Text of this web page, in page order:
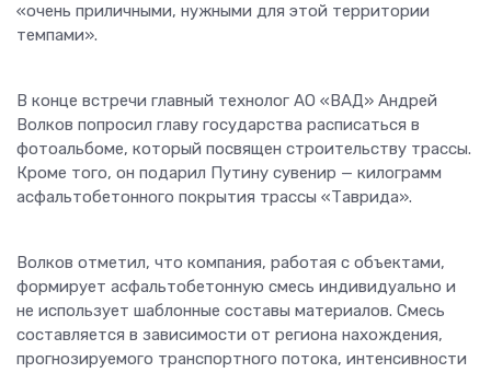
«очень приличными, нужными для этой территории
темпами».
В конце встречи главный технолог АО «ВАД» Андрей
Волков попросил главу государства расписаться в
фотоальбоме, который посвящен строительству трассы.
Кроме того, он подарил Путину сувенир — килограмм
асфальтобетонного покрытия трассы «Таврида».
Волков отметил, что компания, работая с объектами,
формирует асфальтобетонную смесь индивидуально и
не использует шаблонные составы материалов. Смесь
составляется в зависимости от региона нахождения,
прогнозируемого транспортного потока, интенсивности